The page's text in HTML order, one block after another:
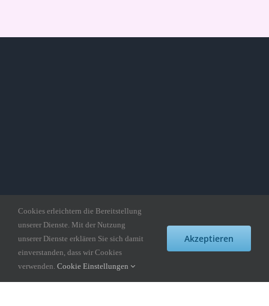
Copyright gedankepuzzle.de
Cookies erleichtern die Bereitstellung
unserer Dienste. Mit der Nutzung
unserer Dienste erklären Sie sich damit
einverstanden, dass wir Cookies
verwenden. Cookie Einstellungen
Akzeptieren